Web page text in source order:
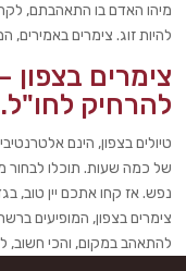
מיהו האדם בו התאהבתם,
להיות זוג. צימרים באמירים,
צימרים
להרחיק לחו"ל.
טיולים בצפון, הינם
של כמה שעות. תוכלו לבחור
נפש. אז קחו אתכם יין טוב,
צימרים בצפון, המופיעים
להתאהב במקום, והכי